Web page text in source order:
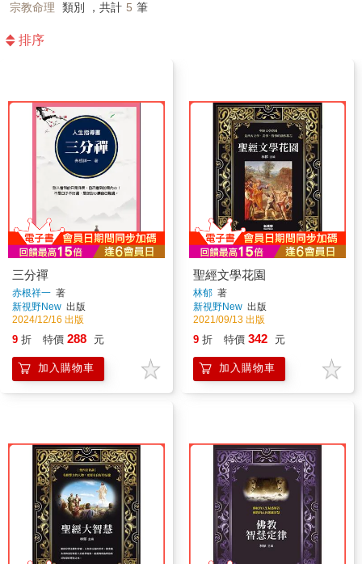
宗教命理 類別 ，共計 5 筆
排序
三分禪
赤根祥一 著
新視野New 出版
2024/12/16 出版
9 折 特價 288 元
加入購物車
聖經文學花園
林郁 著
新視野New 出版
2021/09/13 出版
9 折 特價 342 元
加入購物車